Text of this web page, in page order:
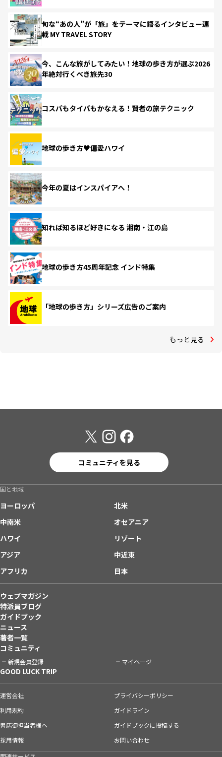
旬な“あの人”が「旅」をテーマに語るインタビュー連
載 MY TRAVEL STORY
今、こんな旅がしてみたい！地球の歩き方が選ぶ2026
年絶対行くべき旅先30
コスパもタイパもかなえる！賢者の旅テクニック
地球の歩き方♥偏愛ハワイ
今年の夏はインスパイアへ！
知れば知るほど好きになる 湘南・江の島
地球の歩き方45周年記念 インド特集
「地球の歩き方」シリーズ広告のご案内
もっと見る
コミュニティを見る
国と地域
ヨーロッパ
北米
中南米
オセアニア
ハワイ
リゾート
アジア
中近東
アフリカ
日本
ウェブマガジン
特派員ブログ
ガイドブック
ニュース
著者一覧
コミュニティ
新規会員登録 マイページ
GOOD LUCK TRIP
運営会社
プライバシーポリシー
利用規約
ガイドライン
書店御担当者様へ
ガイドブックに投稿する
採用情報
お問い合わせ